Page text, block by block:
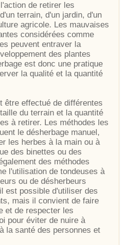
de retirer les
terrain, d'un jardin, d'un
agricole. Les mauvaises
considérées comme
peuvent entraver la
des plantes
est donc une pratique
la qualité et la quantité
être effectué de différentes
du terrain et la quantité
à retirer. Les méthodes les
le désherbage manuel,
les herbes à la main ou à
des binettes ou des
des méthodes
l'utilisation de tondeuses à
ou de désherbeurs
est possible d'utiliser des
mais il convient de faire
et de respecter les
pour éviter de nuire à
la santé des personnes et